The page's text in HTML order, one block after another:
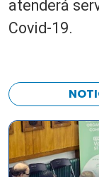
atenderá
Covid-19.